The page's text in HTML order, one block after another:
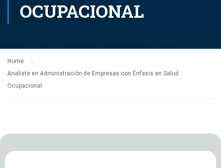
OCUPACIONAL
Home
Analista en Administración de Empresas con Énfasis en Salud
Ocupacional